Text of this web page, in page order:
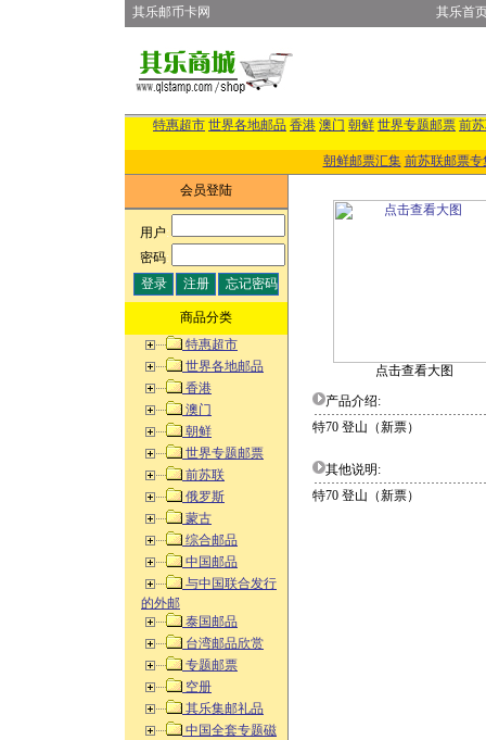
其乐邮币卡网 其乐首
特惠超市 世界各地邮品 香港 澳门 朝鲜 世界专题邮票 前
朝鲜邮票汇集 前苏联邮票专
会员登陆
用户:
密码:
商品分类
特惠超市
世界各地邮品
香港
澳门
朝鲜
世界专题邮票
前苏联
俄罗斯
蒙古
综合邮品
中国邮品
与中国联合发行
的外邮
泰国邮品
台湾邮品欣赏
专题邮票
空册
其乐集邮礼品
中国全套专题磁
点击查看大图
产品介绍:
特70 登山（新票）
其他说明:
特70 登山（新票）